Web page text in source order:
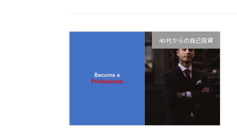
40代からの自己投資